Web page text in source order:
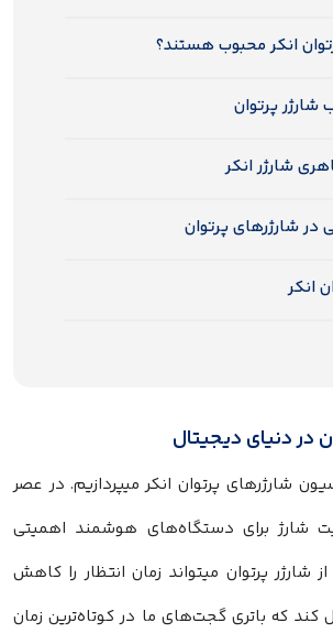
انکر محبوب هستند؟
شارژر پرتوان
شارژر انکر
در شارژرهای پرتوان
انکر
در دنیای دیجیتال
شارژرهای پرتوان انکر میپردازیم. در عصر
شارژ برای دستگاه‌های هوشمند اهمیتی
شارژر پرتوان میتواند زمان انتظار را کاهش
که باتری گجت‌های ما در کوتاه‌ترین زمان